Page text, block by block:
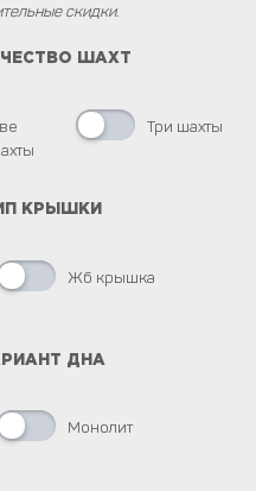
скидки.
ШАХТ
Три шахты
КРЫШКИ
Жб крышка
ДНА
Монолит